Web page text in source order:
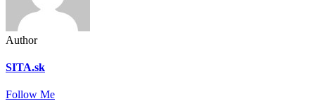
Author
SITA.sk
Follow Me